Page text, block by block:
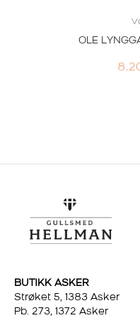
OLE
BUTIKK ASKER
Strøket 5, 1383 Asker
Pb. 273, 1372 Asker